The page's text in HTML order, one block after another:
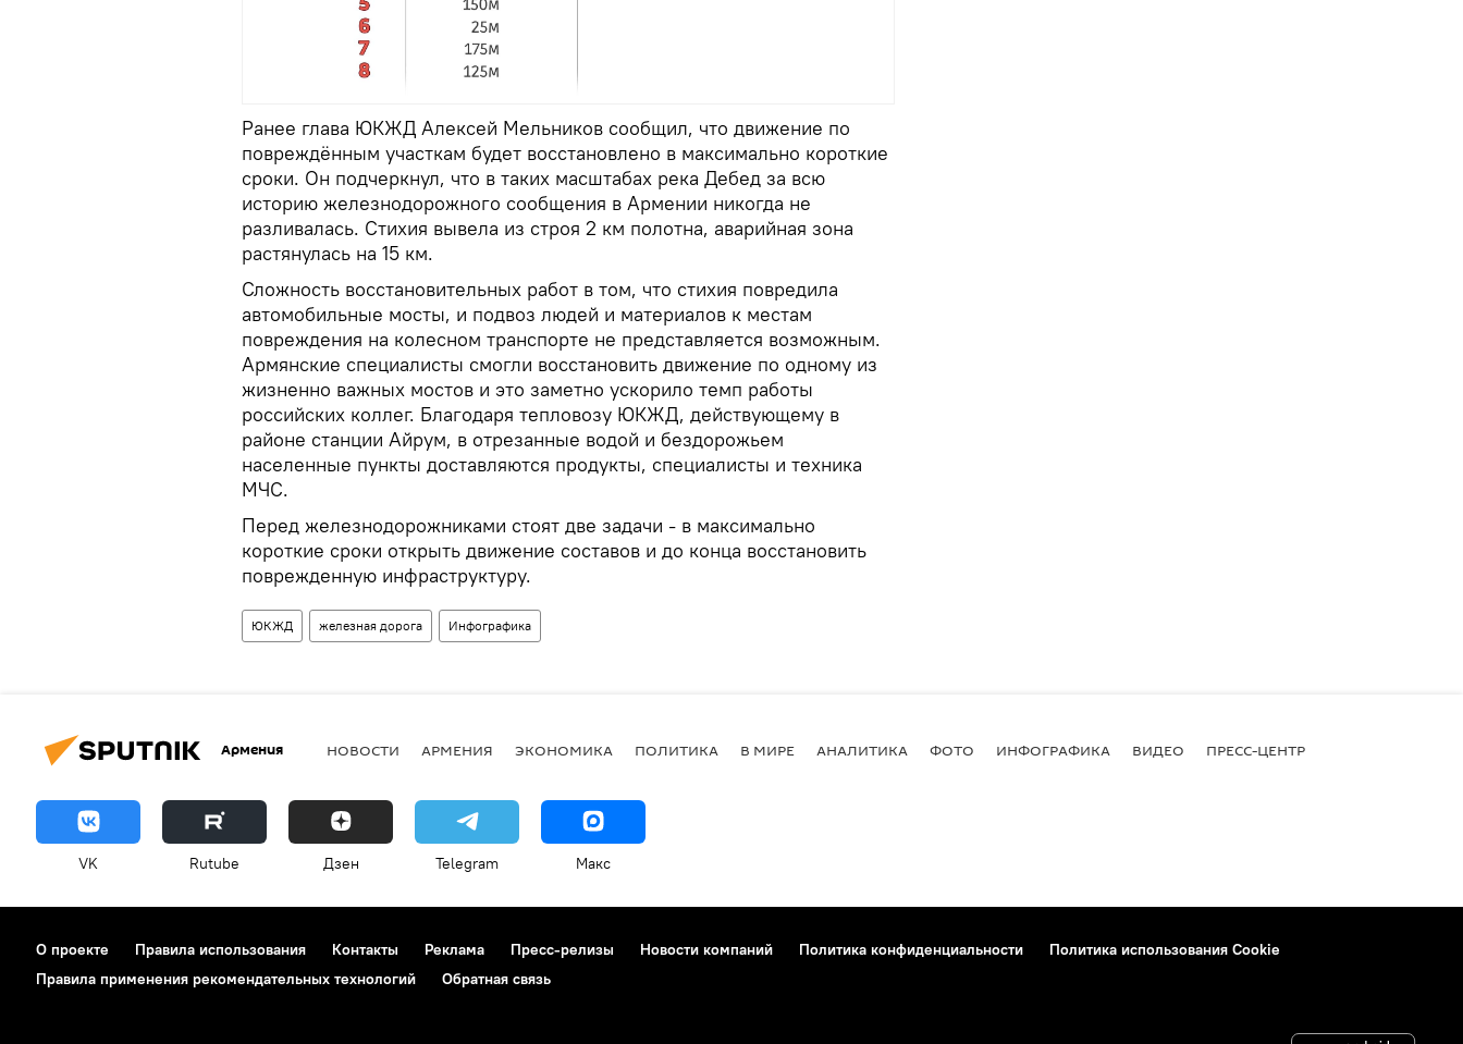
Ранее глава ЮКЖД Алексей Мельников сообщил, что движение по
повреждённым участкам будет восстановлено в максимально короткие
сроки. Он подчеркнул, что в таких масштабах река Дебед за всю
историю железнодорожного сообщения в Армении никогда не
разливалась. Стихия вывела из строя 2 км полотна, аварийная зона
растянулась на 15 км.
Сложность восстановительных работ в том, что стихия повредила
автомобильные мосты, и подвоз людей и материалов к местам
повреждения на колесном транспорте не представляется возможным.
Армянские специалисты смогли восстановить движение по одному из
жизненно важных мостов и это заметно ускорило темп работы
российских коллег. Благодаря тепловозу ЮКЖД, действующему в
районе станции Айрум, в отрезанные водой и бездорожьем
населенные пункты доставляются продукты, специалисты и техника
МЧС.
Перед железнодорожниками стоят две задачи - в максимально
короткие сроки открыть движение составов и до конца восстановить
поврежденную инфраструктуру.
ЮКЖД железная дорога Инфографика
Армения НОВОСТИ АРМЕНИЯ ЭКОНОМИКА ПОЛИТИКА В МИРЕ АНАЛИТИКА ФОТО ИНФОГРАФИКА ВИДЕО ПРЕСС-ЦЕНТР
VK Rutube Дзен Telegram Макс
О проекте Правила использования Контакты Реклама Пресс-релизы Новости компаний Политика конфиденциальности
Политика использования Cookie
Правила применения рекомендательных технологий
Обратная связь